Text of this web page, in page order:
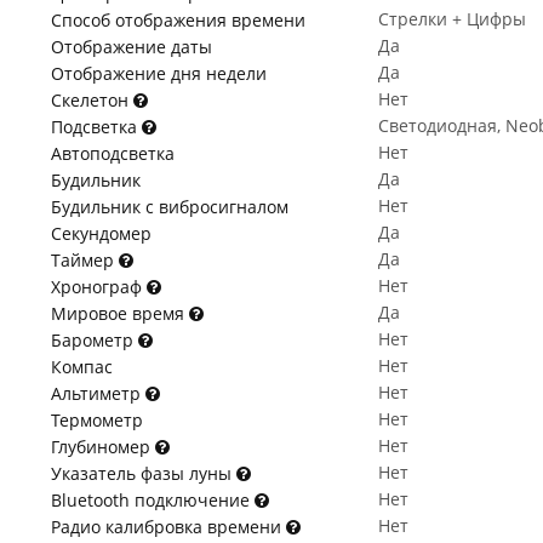
Способ отображения времени
Стрелки + Цифры
Отображение даты
Да
Отображение дня недели
Да
Скелетон
Нет
Подсветка
Светодиодная,
Автоподсветка
Нет
Будильник
Да
Будильник с вибросигналом
Нет
Секундомер
Да
Таймер
Да
Хронограф
Нет
Мировое время
Да
Барометр
Нет
Компас
Нет
Альтиметр
Нет
Термометр
Нет
Глубиномер
Нет
Указатель фазы луны
Нет
Bluetooth подключение
Нет
Радио калибровка времени
Нет